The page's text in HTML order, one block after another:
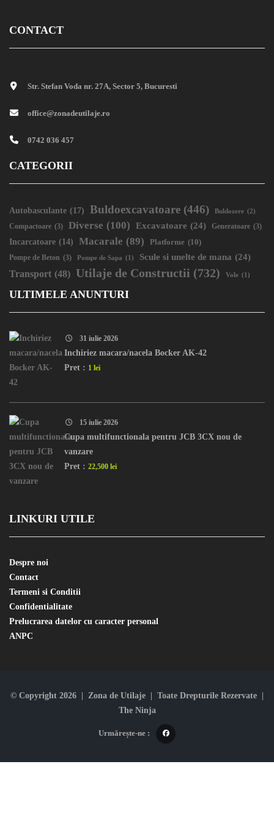
CONTACT
Str. Stefan Voda nr. 27A, Sector 5, Bucuresti
office@zonadeutilaje.ro
0742 036 457
CATEGORII
Autobasculante (17) Buldoexcavatoare (446) Buldozere (2)
Compactoare (3) Diverse (100) Excavatoare (24) Generatoare (3)
Incarcatoare (14) Macarale (89) Platforme (10)
Pompe de Beton (3) Pompe de Sapa (1) Scule si unelte de mana (24)
Transport (48) Utilaje de Constructii (732) Vole (1)
ULTIMELE ANUNTURI
31 iulie 2026
Inchiriez macara/nacela Bocker AK-42
Pret : 1 lei
15 iulie 2026
Cupa multifunctionala pentru JCB 3CX nou de
vanzare
Pret : 22,500 lei
LINKURI UTILE
Despre noi
Contact
Termeni si Conditii
Confidentialitate
Prelucrarea datelor cu caracter personal
ANPC
© Copyright 2026 | Zona de Utilaje | Toate Drepturile Rezervate |
The Ninja
Urmărește-ne :